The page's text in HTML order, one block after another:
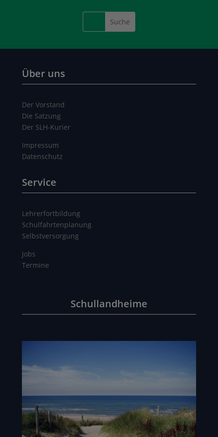
Über uns
Der Vorstand
Die Satzung
Der SLH-Kurier
Impressum
Datenschutz
Service
Lehrerfortbildung
Schulfahrtenplanung
Selbstversorgung
Jobs
Termine
Schullandheime